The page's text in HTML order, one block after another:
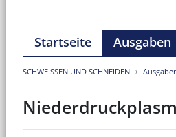
Startseite Ausgaben
SCHWEISSEN UND SCHNEIDEN